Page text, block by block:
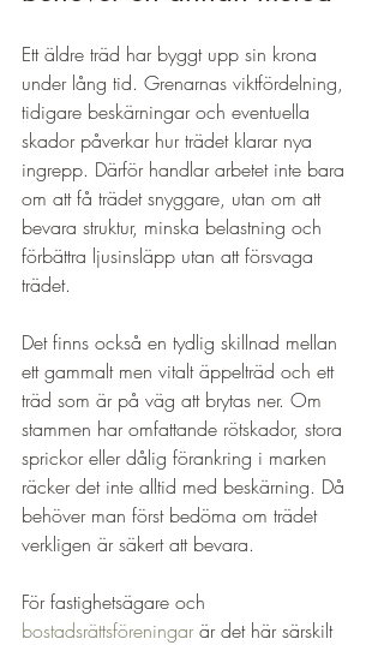
Ett äldre träd har byggt upp sin krona
under lång tid. Grenarnas viktfördelning,
tidigare beskärningar och eventuella
skador påverkar hur trädet klarar nya
ingrepp. Därför handlar arbetet inte bara
om att få trädet snyggare, utan om att
bevara struktur, minska belastning och
förbättra ljusinsläpp utan att försvaga
trädet.
Det finns också en tydlig skillnad mellan
ett gammalt men vitalt äppelträd och ett
träd som är på väg att brytas ner. Om
stammen har omfattande rötskador, stora
sprickor eller dålig förankring i marken
räcker det inte alltid med beskärning. Då
behöver man först bedöma om trädet
verkligen är säkert att bevara.
För fastighetsägare och
bostadsrättsföreningar är det här särskilt